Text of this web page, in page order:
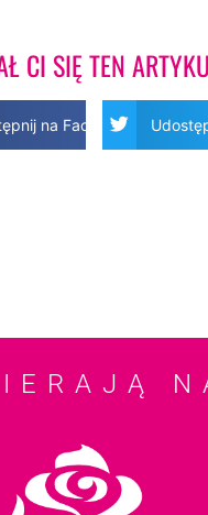
CI SIĘ TEN
na Facebook